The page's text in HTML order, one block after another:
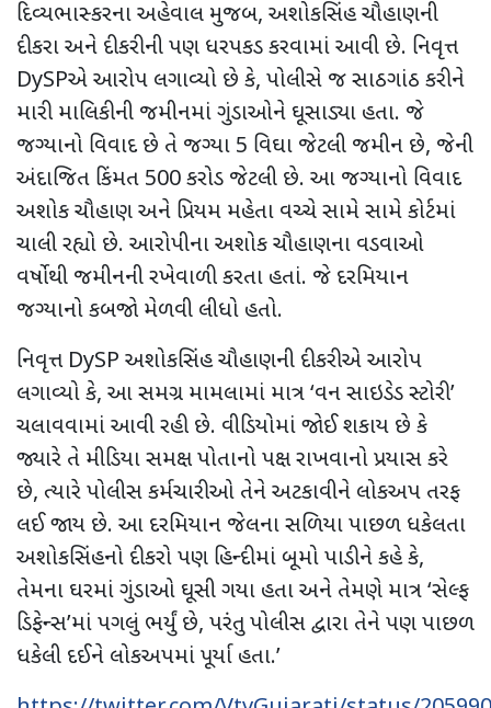
દિવ્યભાસ્કરના અહેવાલ મુજબ, અશોકસિંહ ચૌહાણની
દીકરા અને દીકરીની પણ ધરપકડ કરવામાં આવી છે. નિવૃત્ત
DySPએ આરોપ લગાવ્યો છે કે, પોલીસે જ સાઠગાંઠ કરીને
મારી માલિકીની જમીનમાં ગુંડાઓને ઘૂસાડ્યા હતા. જે
જગ્યાનો વિવાદ છે તે જગ્યા 5 વિઘા જેટલી જમીન છે, જેની
અંદાજિત કિંમત 500કરોડ જેટલી છે. આ જગ્યાનો વિવાદ
અશોક ચૌહાણ અને પ્રિયમ મહેતા વચ્ચે સામે સામે કોર્ટમાં
ચાલી રહ્યો છે. આરોપીના અશોક ચૌહાણના વડવાઓ
વર્ષોથી જમીનની રખેવાળી કરતા હતાં. જે દરમિયાન
જગ્યાનો કબજો મેળવી લીધો હતો.
નિવૃત્ત DySP અશોકસિંહ ચૌહાણની દીકરીએ આરોપ
લગાવ્યો કે, આ સમગ્ર મામલામાં માત્ર ‘વન સાઇડેડ સ્ટોરી’
ચલાવવામાં આવી રહી છે. વીડિયોમાં જોઈ શકાય છે કે
જ્યારે તે મીડિયા સમક્ષ પોતાનો પક્ષ રાખવાનો પ્રયાસ કરે
છે, ત્યારે પોલીસ કર્મચારીઓ તેને અટકાવીને લોકઅપ તરફ
લઈ જાય છે. આ દરમિયાન જેલના સળિયા પાછળ ધકેલતા
અશોકસિંહનો દીકરો પણ હિન્દીમાં બૂમો પાડીને કહે કે,
તેમના ઘરમાં ગુંડાઓ ઘૂસી ગયા હતા અને તેમણે માત્ર ‘સેલ્ફ
ડિફેન્સ’માં પગલું ભર્યું છે, પરંતુ પોલીસ દ્વારા તેને પણ પાછળ
ધકેલી દઈને લોકઅપમાં પૂર્યા હતા.’